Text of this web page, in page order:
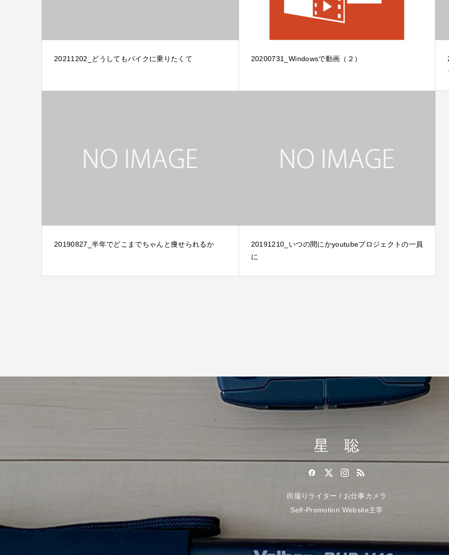
20211202_どうしてもバイクに乗りたくて 20200731_Windowsで動画（２）
20190827_半年でどこまでちゃんと痩せられるか
20191210_いつの間にかyoutubeプロジェクトの一員
に
星 聡
街撮りライター / お仕事カメラ
Self-Promotion Website主宰